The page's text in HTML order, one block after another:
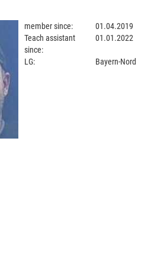
member since:
01.04.2019
Teach assistant
since:
01.01.2022
LG: Bayern-Nord